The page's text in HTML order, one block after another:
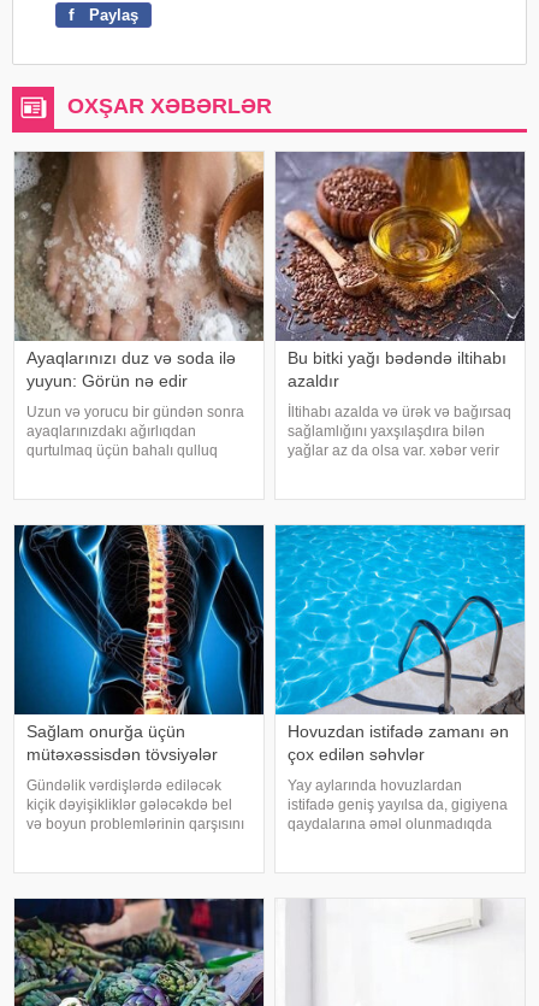
f Paylaş
OXŞAR XƏBƏRLƏR
Ayaqlarınızı duz və soda ilə
yuyun: Görün nə edir
Uzun və yorucu bir gündən sonra
ayaqlarınızdakı ağırlıqdan
qurtulmaq üçün bahalı qulluq
bilərsiniz. xəbər verir ki, çox vax
Bu bitki yağı bədəndə iltihabı
azaldır
İltihabı azalda və ürək və bağırsaq
sağlamlığını yaxşılaşdıra bilən
yağlar az da olsa var. xəbər verir
preslənmiş kətan toxumlarında
Sağlam onurğa üçün
mütəxəssisdən tövsiyələr
Gündəlik vərdişlərdə ediləcək
kiçik dəyişikliklər gələcəkdə bel
və boyun problemlərinin qarşısını
duruş onurğanın sağlam
qalmasınd
Hovuzdan istifadə zamanı ən
çox edilən səhvlər
Yay aylarında hovuzlardan
istifadə geniş yayılsa da, gigiyena
qaydalarına əməl olunmadıqda
sonra duş qəbul etmək, hovuz